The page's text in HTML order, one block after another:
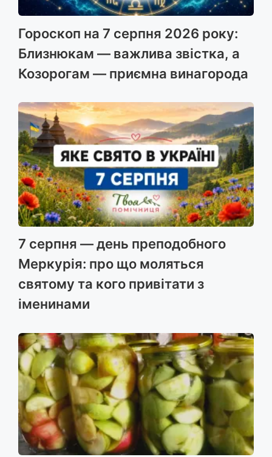
Гороскоп на 7 серпня 2026 року:
Близнюкам — важлива звістка, а
Козорогам — приємна винагорода
7 серпня — день преподобного
Меркурія: про що моляться
святому та кого привітати з
іменинами